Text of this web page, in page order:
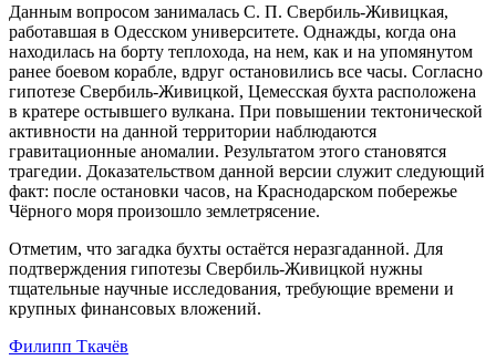
Данным вопросом занималась С. П. Свербиль-Живицкая,
работавшая в Одесском университете. Однажды, когда она
находилась на борту теплохода, на нем, как и на упомянутом
ранее боевом корабле, вдруг остановились все часы. Согласно
гипотезе Свербиль-Живицкой, Цемесская бухта расположена
в кратере остывшего вулкана. При повышении тектонической
активности на данной территории наблюдаются
гравитационные аномалии. Результатом этого становятся
трагедии. Доказательством данной версии служит следующий
факт: после остановки часов, на Краснодарском побережье
Чёрного моря произошло землетрясение.
Отметим, что загадка бухты остаётся неразгаданной. Для
подтверждения гипотезы Свербиль-Живицкой нужны
тщательные научные исследования, требующие времени и
крупных финансовых вложений.
Филипп Ткачёв